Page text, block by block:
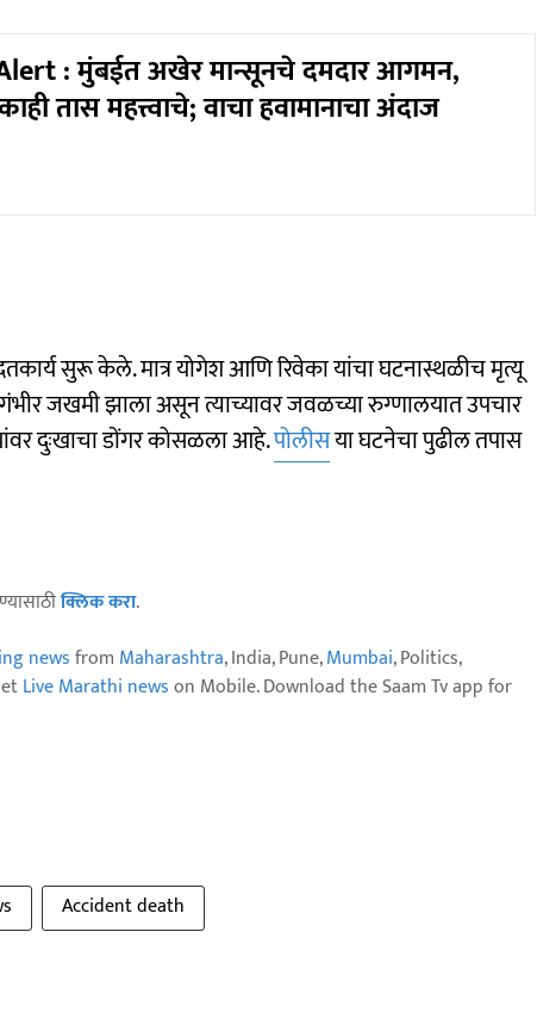
: मुंबईत अखेर मान्सूनचे दमदार आगमन,
तास महत्त्वाचे; वाचा हवामानाचा अंदाज
सुरू केले. मात्र योगेश आणि रिवेका यांचा घटनास्थळीच मृत्यू
जखमी झाला असून त्याच्यावर जवळच्या रुग्णालयात उपचार
दुःखाचा डोंगर कोसळला आहे.पोलीसया घटनेचा पुढील तपास
क्लिक करा.
newsfrom Maharashtra, India, Pune,Mumbai, Politics,
Live Marathi newson Mobile. Download the Saam Tv app for
Accident death